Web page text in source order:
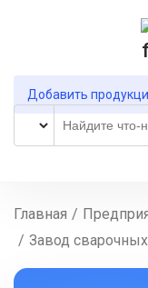
Добавить
Главная /
/ Завод